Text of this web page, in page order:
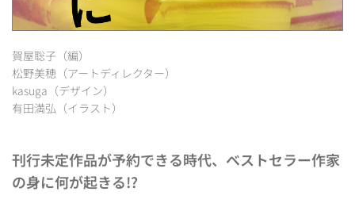
賀屋聡子（編）
松野美穂（アートディレクター）
kasuga（デザイン）
有田満弘（イラスト）
刊行未定作品が予約できる時代、ベストセラー作家
の身に何が起きる!?